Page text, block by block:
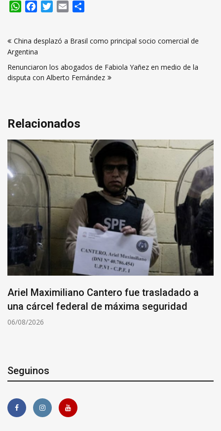
WhatsApp
FacebookTwitter
Email
de
entradas
China desplazó a Brasil como principal socio comercial de
Argentina
Renunciaron los abogados de Fabiola Yañez en medio de la
disputa con Alberto Fernández
Relacionados
Ariel Maximiliano Cantero fue trasladado a
una cárcel federal de máxima seguridad
06/08/2026
Seguinos